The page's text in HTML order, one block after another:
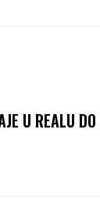
U REALU